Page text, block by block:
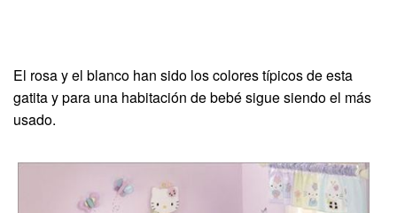
El rosa y el blanco han sido los colores típicos de esta
gatita y para una habitación de bebé sigue siendo el más
usado.